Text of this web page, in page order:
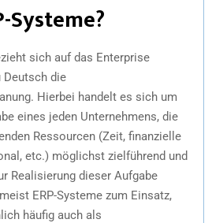
Systeme?
sich auf das Enterprise
Deutsch die
Hierbei handelt es sich um
eines jeden Unternehmens, die
Ressourcen (Zeit, finanzielle
etc.) möglichst zielführend und
Realisierung dieser Aufgabe
ERP-Systeme zum Einsatz,
häufig auch als